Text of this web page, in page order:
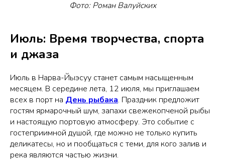
Фото: Роман Валуйских
Июль: Время творчества, спорта
и джаза
Июль в Нарва-Йыэсуу станет самым насыщенным
месяцем. В середине лета, 12 июля, мы приглашаем
всех в порт на День рыбака. Праздник предложит
гостям ярмарочный шум, запахи свежекопченой рыбы
и настоящую портовую атмосферу. Это событие с
гостеприимной душой, где можно не только купить
деликатесы, но и пообщаться с теми, для кого залив и
река являются частью жизни.